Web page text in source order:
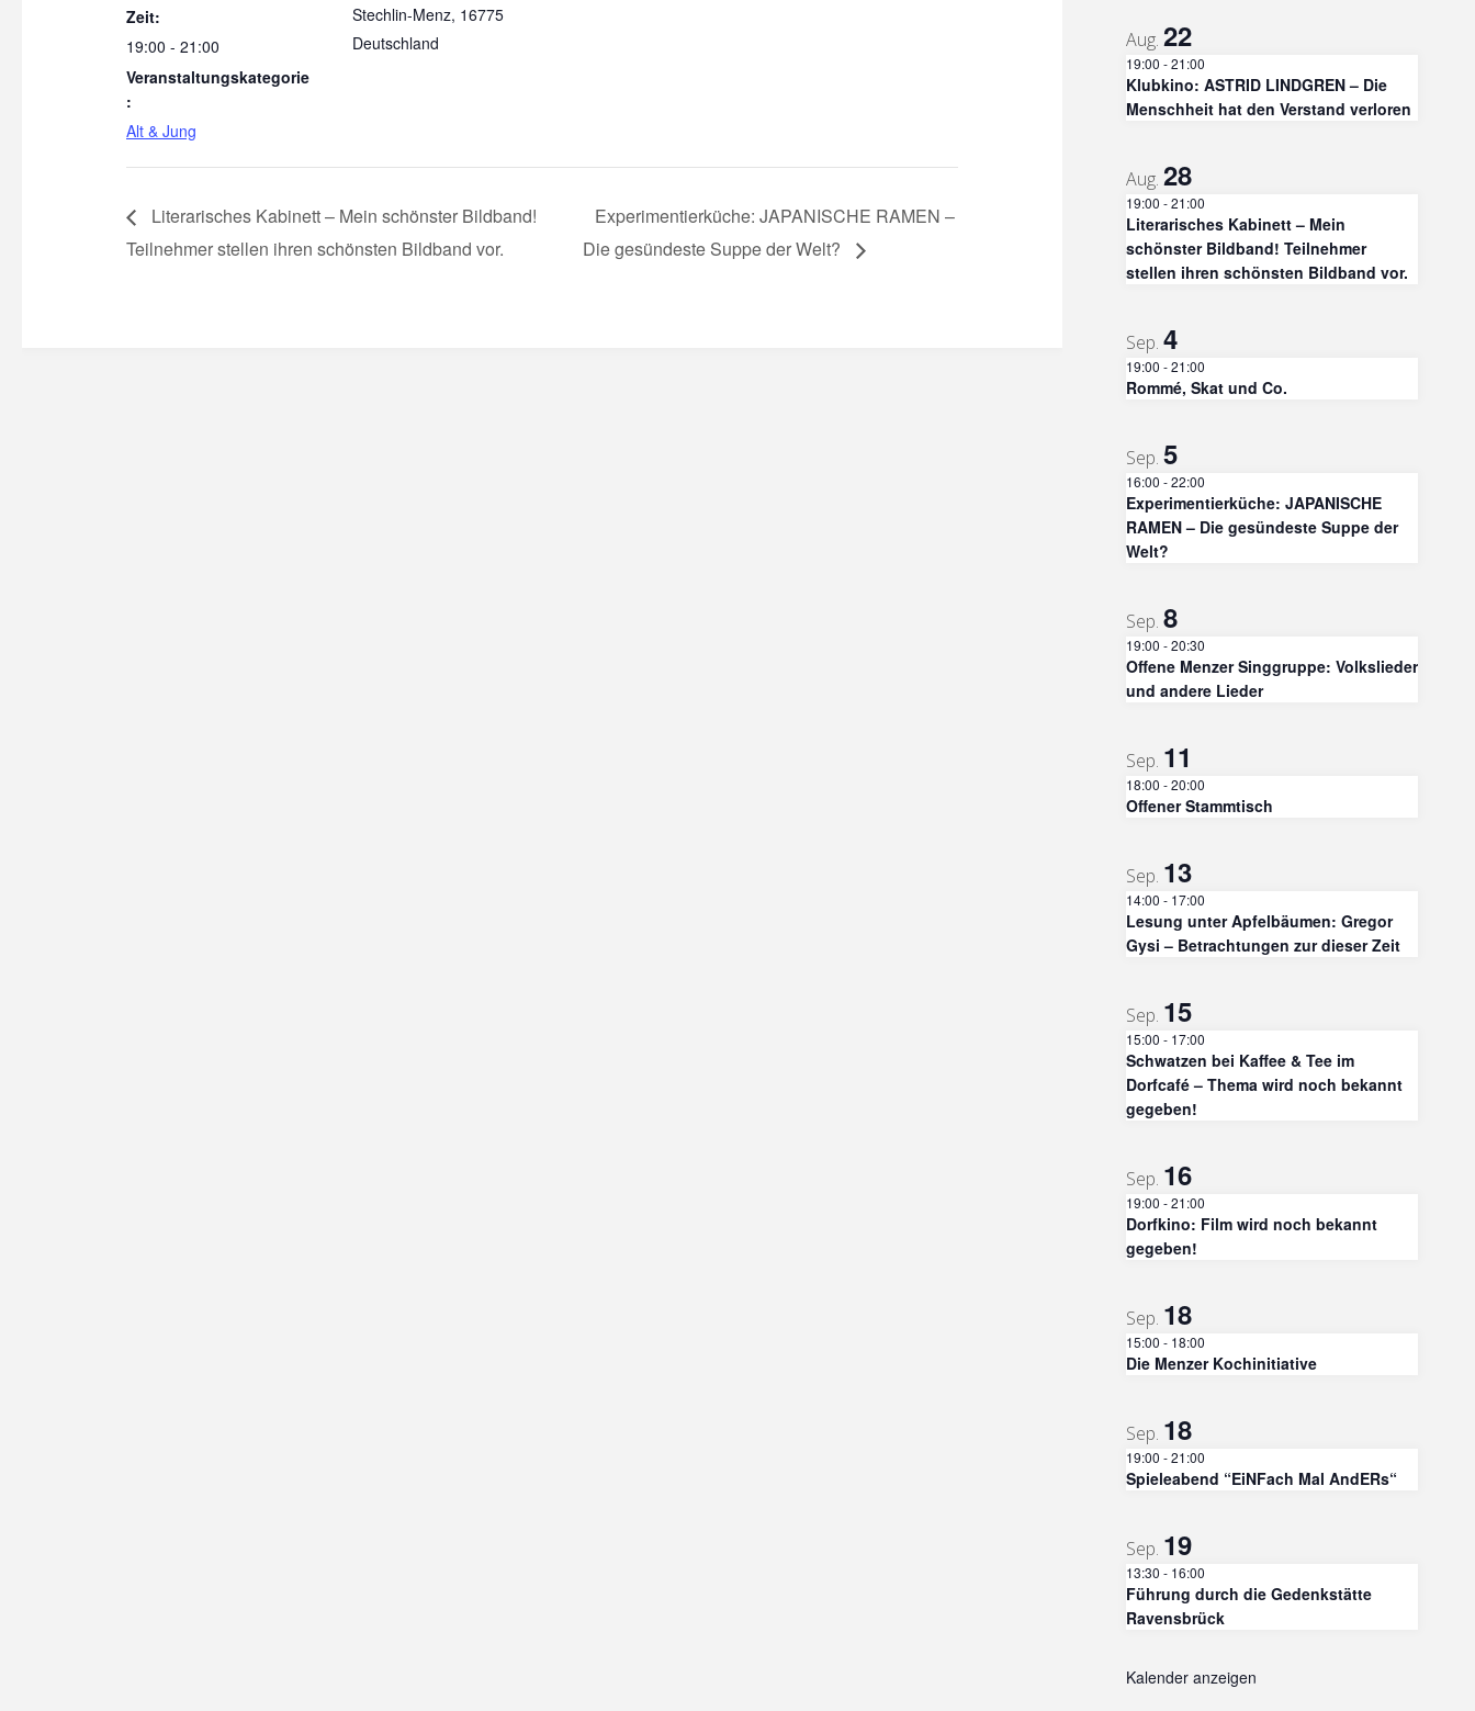
Zeit:
19:00 - 21:00
Veranstaltungskategorie
:
Alt & Jung
Stechlin-Menz, 16775
Deutschland
Literarisches Kabinett – Mein schönster Bildband!
Teilnehmer stellen ihren schönsten Bildband vor.
Experimentierküche: JAPANISCHE RAMEN –
Die gesündeste Suppe der Welt?
Aug. 22
19:00 -21:00
Klubkino: ASTRID LINDGREN – Die
Menschheit hat den Verstand verloren
Aug. 28
19:00 -21:00
Literarisches Kabinett – Mein
schönster Bildband! Teilnehmer
stellen ihren schönsten Bildband vor.
Sep. 4
19:00 -21:00
Rommé, Skat und Co.
Sep. 5
16:00 -22:00
Experimentierküche: JAPANISCHE
RAMEN – Die gesündeste Suppe der
Welt?
Sep. 8
19:00 -20:30
Offene Menzer Singgruppe: Volkslieder
und andere Lieder
Sep. 11
18:00 -20:00
Offener Stammtisch
Sep. 13
14:00 - 17:00
Lesung unter Apfelbäumen: Gregor
Gysi – Betrachtungen zur dieser Zeit
Sep. 15
15:00 - 17:00
Schwatzen bei Kaffee & Tee im
Dorfcafé – Thema wird noch bekannt
gegeben!
Sep. 16
19:00 -21:00
Dorfkino: Film wird noch bekannt
gegeben!
Sep. 18
15:00 - 18:00
Die Menzer Kochinitiative
Sep. 18
19:00 -21:00
Spieleabend “EiNFach Mal AndERs“
Sep. 19
13:30 - 16:00
Führung durch die Gedenkstätte
Ravensbrück
Kalender anzeigen